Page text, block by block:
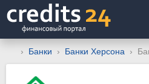
Банки Банки Херсона